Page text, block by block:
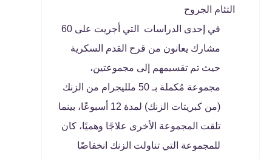
التئام الجروح
في إحدى الدراسات التي أجريت على 60
مشارك يعانون من قرح القدم السكرية
حيث تم تقسيمهم إلى مجموعتين،
مجموعة مُكملة بـ 50 ملليجرام من الزنك
(من كبريتات الزنك) لمدة 12 أسبوعًا، بينما
تلقت المجموعة الأخرى علاجًا وهميًا، كان
للمجموعة التي تناولت الزنك انخفاضًا